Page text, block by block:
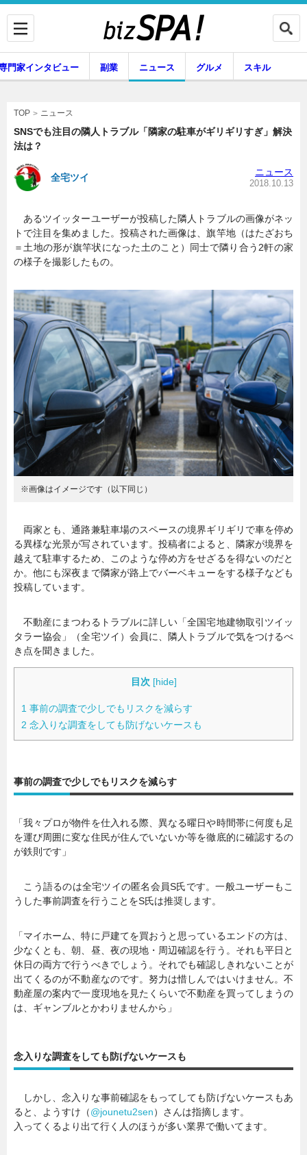
専門家インタビュー
副業 ニュース
暮らし エンタメ
連載一覧
門家インタビュー 副業 ニュース グルメ スキル
TOP ニュース
SNSでも注目の隣人トラブル「隣家の駐車がギリギリすぎ」解決
法は？
全宅ツイ ニュース
2018.10.13
あるツイッターユーザーが投稿した隣人トラブルの画像がネッ
トで注目を集めました。投稿された画像は、旗竿地（はたざおち
＝土地の形が旗竿状になった土のこと）同士で隣り合う2軒の家
の様子を撮影したもの。
※画像はイメージです（以下同じ）
両家とも、通路兼駐車場のスペースの境界ギリギリで車を停め
る異様な光景が写されています。投稿者によると、隣家が境界を
越えて駐車するため、このような停め方をせざるを得ないのだと
か。他にも深夜まで隣家が路上でバーベキューをする様子なども
投稿しています。
不動産にまつわるトラブルに詳しい「全国宅地建物取引ツイッ
タラー協会」（全宅ツイ）会員に、隣人トラブルで気をつけるべ
き点を聞きました。
目次 [hide]
1 事前の調査で少しでもリスクを減らす
2 念入りな調査をしても防げないケースも
事前の調査で少しでもリスクを減らす
「我々プロが物件を仕入れる際、異なる曜日や時間帯に何度も足
を運び周囲に変な住民が住んでいないか等を徹底的に確認するの
が鉄則です」
こう語るのは全宅ツイの匿名会員S氏です。一般ユーザーもこ
うした事前調査を行うことをS氏は推奨します。
「マイホーム、特に戸建てを買おうと思っているエンドの方は、
少なくとも、朝、昼、夜の現地・周辺確認を行う。それも平日と
休日の両方で行うべきでしょう。それでも確認しきれないことが
出てくるのが不動産なのです。努力は惜しんではいけません。不
動産屋の案内で一度現地を見たくらいで不動産を買ってしまうの
は、ギャンブルとかわりませんから」
念入りな調査をしても防げないケースも
しかし、念入りな事前確認をもってしても防げないケースもあ
ると、ようすけ（@jounetu2sen）さんは指摘します。
入ってくるより出て行く人のほうが多い業界で働いてます。